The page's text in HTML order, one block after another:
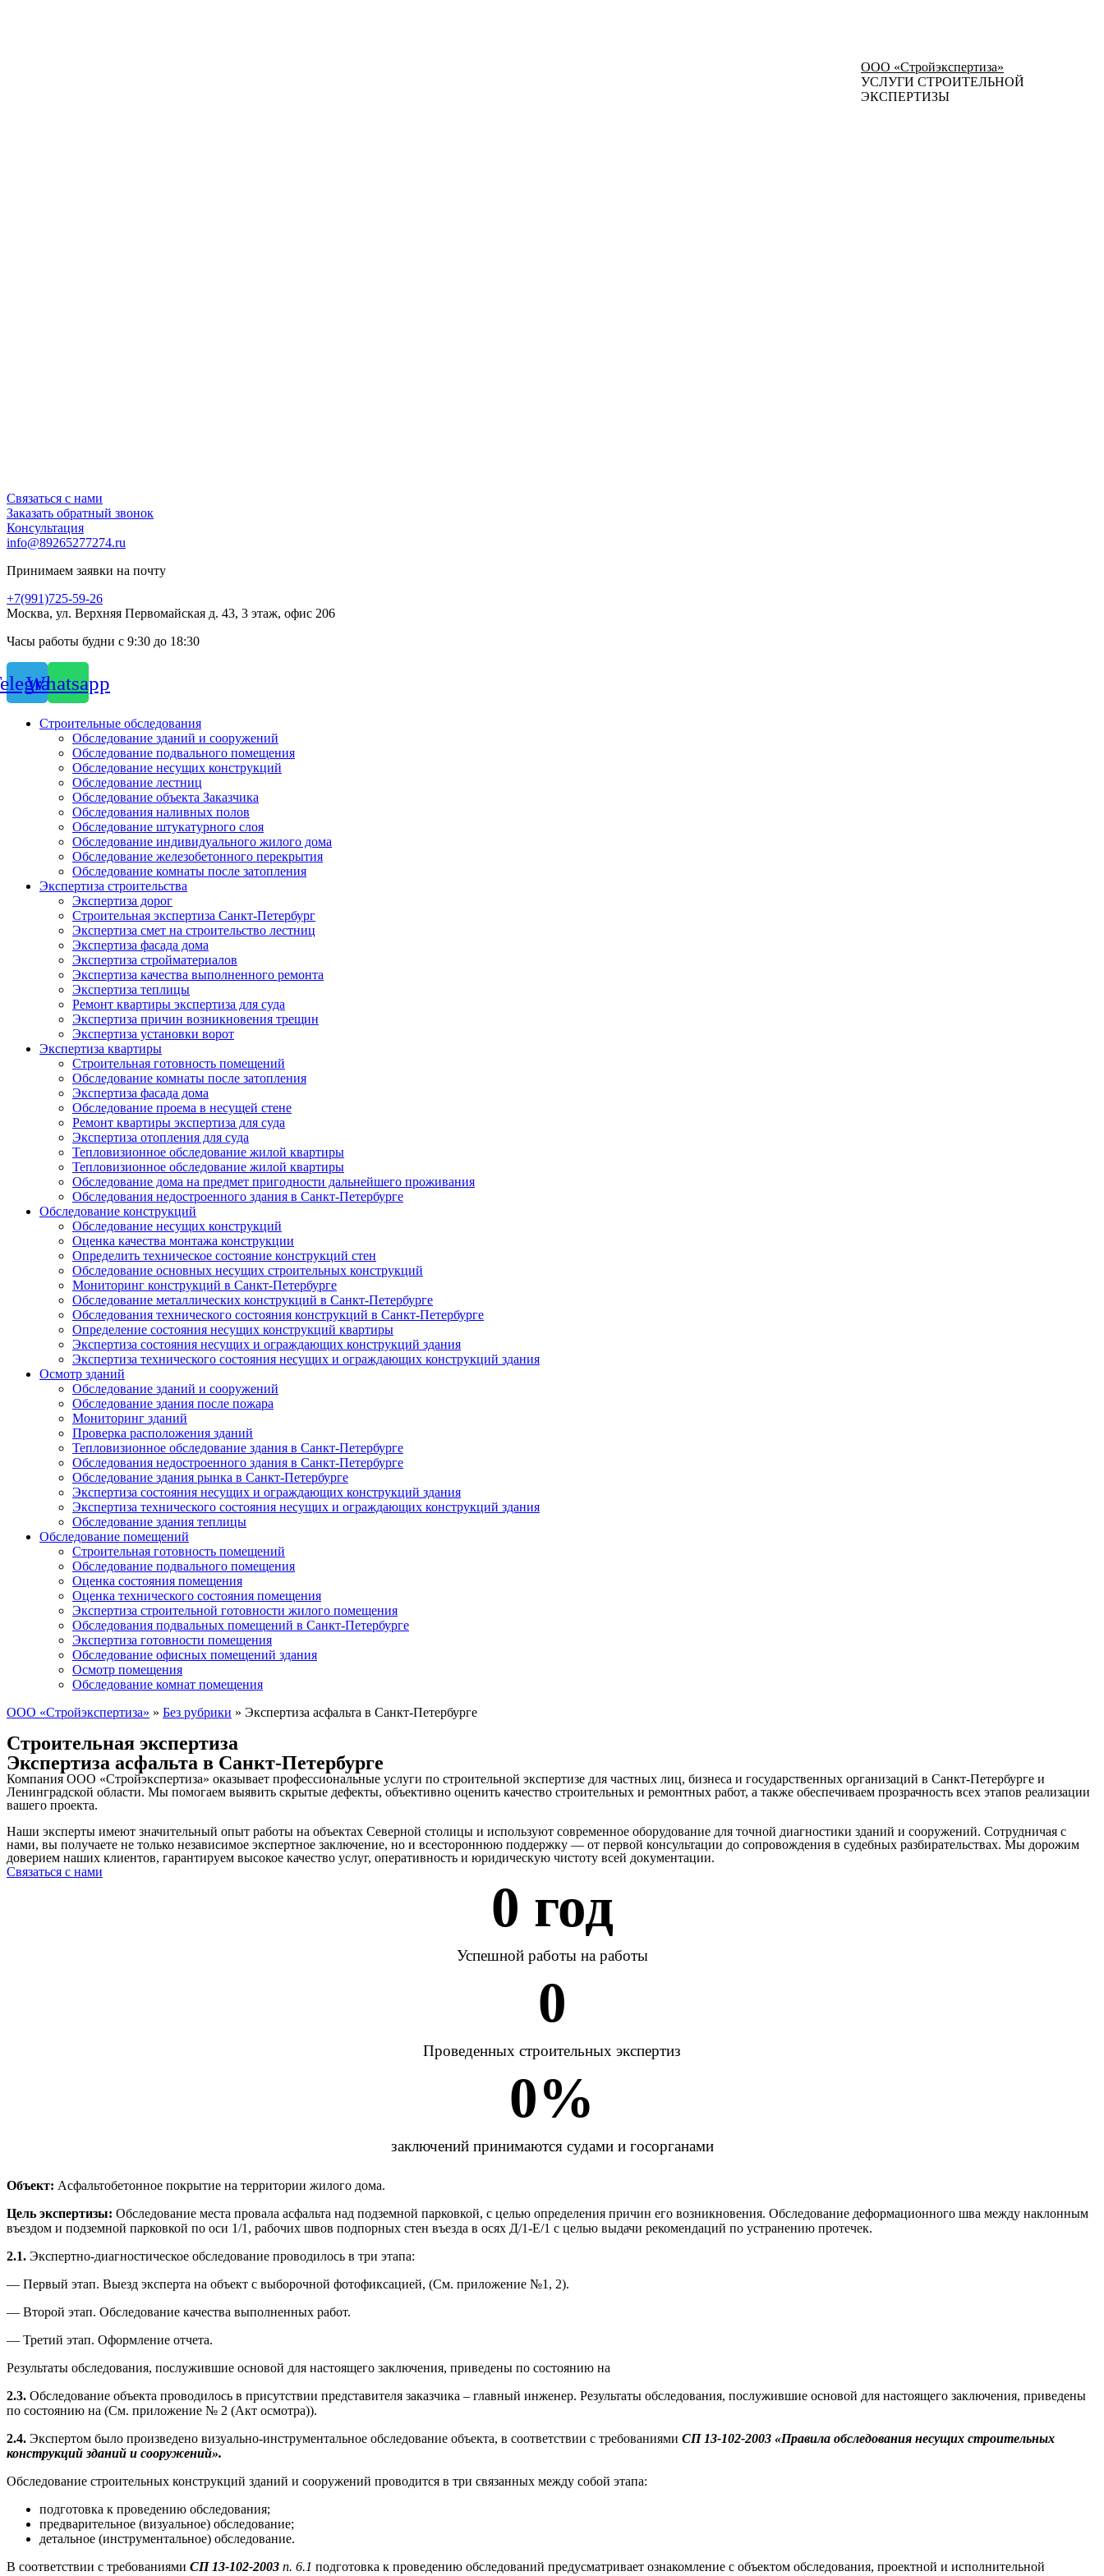
ООО «Стройэкспертиза»
УСЛУГИ СТРОИТЕЛЬНОЙ
ЭКСПЕРТИЗЫ
Связаться с нами
Заказать обратный звонок
Консультация
info@89265277274.ru
Принимаем заявки на почту
+7(991)725-59-26
Москва, ул. Верхняя Первомайская д. 43, 3 этаж, офис 206
Часы работы будни с 9:30 до 18:30
Whatsapp
Строительные обследования
Обследование зданий и сооружений
Обследование подвального помещения
Обследование несущих конструкций
Обследование лестниц
Обследование объекта Заказчика
Обследования наливных полов
Обследование штукатурного слоя
Обследование индивидуального жилого дома
Обследование железобетонного перекрытия
Обследование комнаты после затопления
Экспертиза строительства
Экспертиза дорог
Строительная экспертиза Санкт-Петербург
Экспертиза смет на строительство лестниц
Экспертиза фасада дома
Экспертиза стройматериалов
Экспертиза качества выполненного ремонта
Экспертиза теплицы
Ремонт квартиры экспертиза для суда
Экспертиза причин возникновения трещин
Экспертиза установки ворот
Экспертиза квартиры
Строительная готовность помещений
Обследование комнаты после затопления
Экспертиза фасада дома
Обследование проема в несущей стене
Ремонт квартиры экспертиза для суда
Экспертиза отопления для суда
Тепловизионное обследование жилой квартиры
Тепловизионное обследование жилой квартиры
Обследование дома на предмет пригодности дальнейшего проживания
Обследования недостроенного здания в Санкт-Петербурге
Обследование конструкций
Обследование несущих конструкций
Оценка качества монтажа конструкции
Определить техническое состояние конструкций стен
Обследование основных несущих строительных конструкций
Мониторинг конструкций в Санкт-Петербурге
Обследование металлических конструкций в Санкт-Петербурге
Обследования технического состояния конструкций в Санкт-Петербурге
Определение состояния несущих конструкций квартиры
Экспертиза состояния несущих и ограждающих конструкций здания
Экспертиза технического состояния несущих и ограждающих конструкций здания
Осмотр зданий
Обследование зданий и сооружений
Обследование здания после пожара
Мониторинг зданий
Проверка расположения зданий
Тепловизионное обследование здания в Санкт-Петербурге
Обследования недостроенного здания в Санкт-Петербурге
Обследование здания рынка в Санкт-Петербурге
Экспертиза состояния несущих и ограждающих конструкций здания
Экспертиза технического состояния несущих и ограждающих конструкций здания
Обследование здания теплицы
Обследование помещений
Строительная готовность помещений
Обследование подвального помещения
Оценка состояния помещения
Оценка технического состояния помещения
Экспертиза строительной готовности жилого помещения
Обследования подвальных помещений в Санкт-Петербурге
Экспертиза готовности помещения
Обследование офисных помещений здания
Осмотр помещения
Обследование комнат помещения
ООО «Стройэкспертиза» » Без рубрики » Экспертиза асфальта в Санкт-Петербурге
Строительная экспертиза
Экспертиза асфальта в Санкт-Петербурге
Компания ООО «Стройэкспертиза» оказывает профессиональные услуги по строительной экспертизе для частных лиц, бизнеса и государственных организаций в Санкт-Петербурге и
Ленинградской области. Мы помогаем выявить скрытые дефекты, объективно оценить качество строительных и ремонтных работ, а также обеспечиваем прозрачность всех этапов реализации
вашего проекта.
Наши эксперты имеют значительный опыт работы на объектах Северной столицы и используют современное оборудование для точной диагностики зданий и сооружений. Сотрудничая с
нами, вы получаете не только независимое экспертное заключение, но и всестороннюю поддержку — от первой консультации до сопровождения в судебных разбирательствах. Мы дорожим
доверием наших клиентов, гарантируем высокое качество услуг, оперативность и юридическую чистоту всей документации.
Связаться с нами
0 год
Успешной работы на работы
0
Проведенных строительных экспертиз
0%
заключений принимаются судами и госорганами
Объект: Асфальтобетонное покрытие на территории жилого дома.
Цель экспертизы: Обследование места провала асфальта над подземной парковкой, с целью определения причин его возникновения. Обследование деформационного шва между наклонным
въездом и подземной парковкой по оси 1/1, рабочих швов подпорных стен въезда в осях Д/1-Е/1 с целью выдачи рекомендаций по устранению протечек.
2.1. Экспертно-диагностическое обследование проводилось в три этапа:
— Первый этап. Выезд эксперта на объект с выборочной фотофиксацией, (См. приложение №1, 2).
— Второй этап. Обследование качества выполненных работ.
— Третий этап. Оформление отчета.
Результаты обследования, послужившие основой для настоящего заключения, приведены по состоянию на
2.3. Обследование объекта проводилось в присутствии представителя заказчика – главный инженер. Результаты обследования, послужившие основой для настоящего заключения, приведены
по состоянию на (См. приложение № 2 (Акт осмотра)).
2.4. Экспертом было произведено визуально-инструментальное обследование объекта, в соответствии с требованиями СП 13-102-2003 «Правила обследования несущих строительных
конструкций зданий и сооружений».
Обследование строительных конструкций зданий и сооружений проводится в три связанных между собой этапа:
подготовка к проведению обследования;
предварительное (визуальное) обследование;
детальное (инструментальное) обследование.
В соответствии с требованиями СП 13-102-2003 п. 6.1 подготовка к проведению обследований предусматривает ознакомление с объектом обследования, проектной и исполнительной